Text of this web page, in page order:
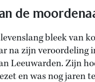
de
bleek van
na zijn veroordeling
Leeuwarden. Zijn
en was nog jaren